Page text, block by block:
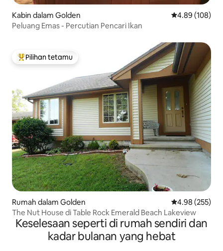
Kabin dalam Golden Penarafan
4.89 (108)
Peluang Emas - Percutian Pencari Ikan
Pilihan utama tetamu
Pilihan tetamu
Rumah dalam Golden Penarafan
4.98 (255)
The Nut House di Table Rock Emerald Beach Lakeview
Keselesaan seperti di rumah sendiri dan
kadar bulanan yang hebat